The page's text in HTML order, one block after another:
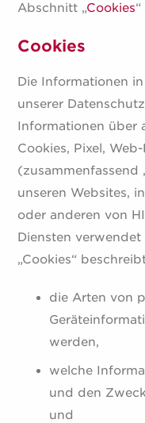
Abschnitt „Cookies
Cookies
Die Informationen
unserer
Informationen über
Cookies, Pixel,
(zusammenfassend
unseren Websites,
oder anderen von
Diensten
„Cookies“
die Arten von
werden,
welche
und den
und